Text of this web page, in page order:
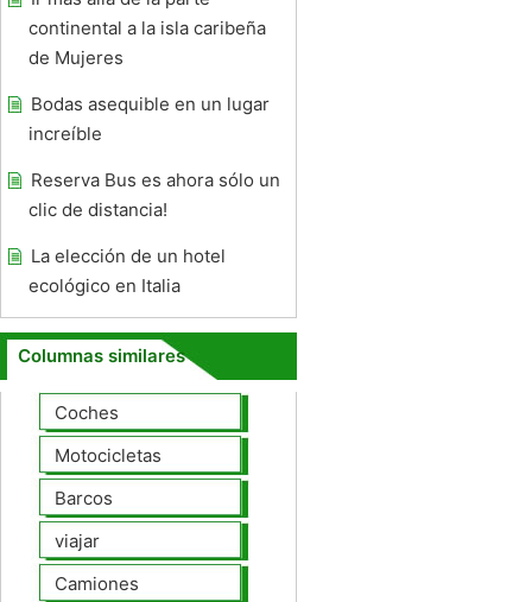
continental a la isla caribeña
de Mujeres
Bodas asequible en un lugar
increíble
Reserva Bus es ahora sólo un
clic de distancia!
La elección de un hotel
ecológico en Italia
Columnas similares
Coches
Motocicletas
Barcos
viajar
Camiones